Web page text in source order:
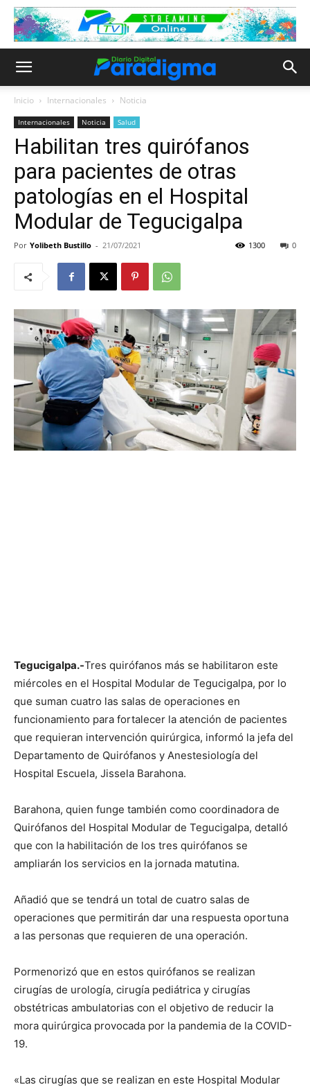
Inicio Internacionales Noticia
Internacionales Noticia Salud
Habilitan tres quirófanos
para pacientes de otras
patologías en el Hospital
Modular de Tegucigalpa
Por Yolibeth Bustillo - 21/07/2021 0
1300
Tegucigalpa.-Tres quirófanos más se habilitaron este
miércoles en el Hospital Modular de Tegucigalpa, por lo
que suman cuatro las salas de operaciones en
funcionamiento para fortalecer la atención de pacientes
que requieran intervención quirúrgica, informó la jefa del
Departamento de Quirófanos y Anestesiología del
Hospital Escuela, Jissela Barahona.
Barahona, quien funge también como coordinadora de
Quirófanos del Hospital Modular de Tegucigalpa, detalló
que con la habilitación de los tres quirófanos se
ampliarán los servicios en la jornada matutina.
Añadió que se tendrá un total de cuatro salas de
operaciones que permitirán dar una respuesta oportuna
a las personas que requieren de una operación.
Pormenorizó que en estos quirófanos se realizan
cirugías de urología, cirugía pediátrica y cirugías
obstétricas ambulatorias con el objetivo de reducir la
mora quirúrgica provocada por la pandemia de la COVID-
19.
«Las cirugías que se realizan en este Hospital Modular